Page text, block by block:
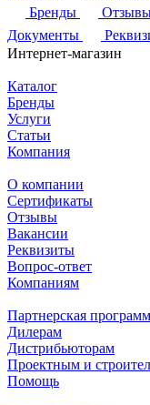
Бренды
Документы
Интернет-магазин
Каталог
Бренды
Услуги
Статьи
Компания
О компании
Сертификаты
Отзывы
Вакансии
Реквизиты
Вопрос-ответ
Компаниям
Партнерская
Дилерам
Дистрибьюторам
Проектным и
Помощь